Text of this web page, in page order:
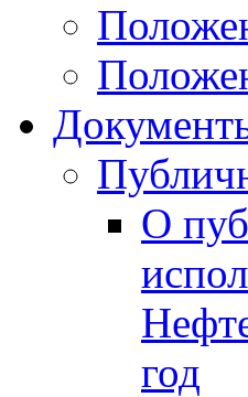
О
год